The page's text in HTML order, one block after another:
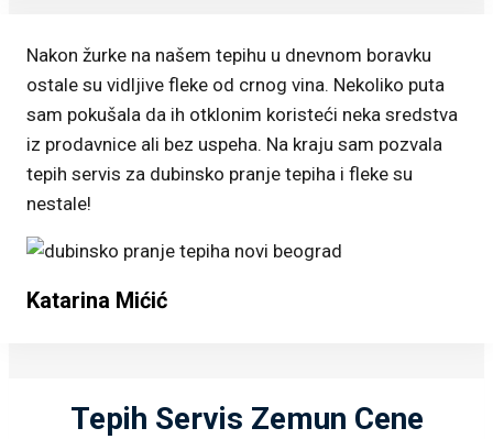
Nakon žurke na našem tepihu u dnevnom boravku
ostale su vidljive fleke od crnog vina. Nekoliko puta
sam pokušala da ih otklonim koristeći neka sredstva
iz prodavnice ali bez uspeha. Na kraju sam pozvala
tepih servis za dubinsko pranje tepiha i fleke su
nestale!
Katarina Mićić
Tepih Servis Zemun Cene